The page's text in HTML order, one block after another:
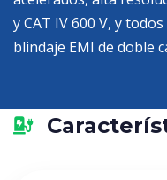
y CAT IV 600 V, y
blindaje EMI de doble